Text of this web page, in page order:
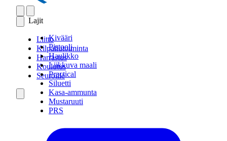
Lajit
Kivääri
Pistooli
Haulikko
Liikkuva maali
Practical
Siluetti
Kasa-ammunta
Mustaruuti
PRS
Liitto
Kilpailutoiminta
Harrastus
Koulutus
Seuroille